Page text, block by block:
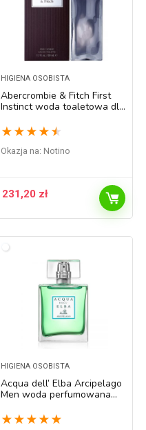
HIGIENA OSOBISTA
Abercrombie & Fitch First
Instinct woda toaletowa dla
★ ★ ★ ★ ★
Okazja na: Notino
231,20 zł
HIGIENA OSOBISTA
Acqua dell’ Elba Arcipelago
Men woda perfumowana
★ ★ ★ ★ ★